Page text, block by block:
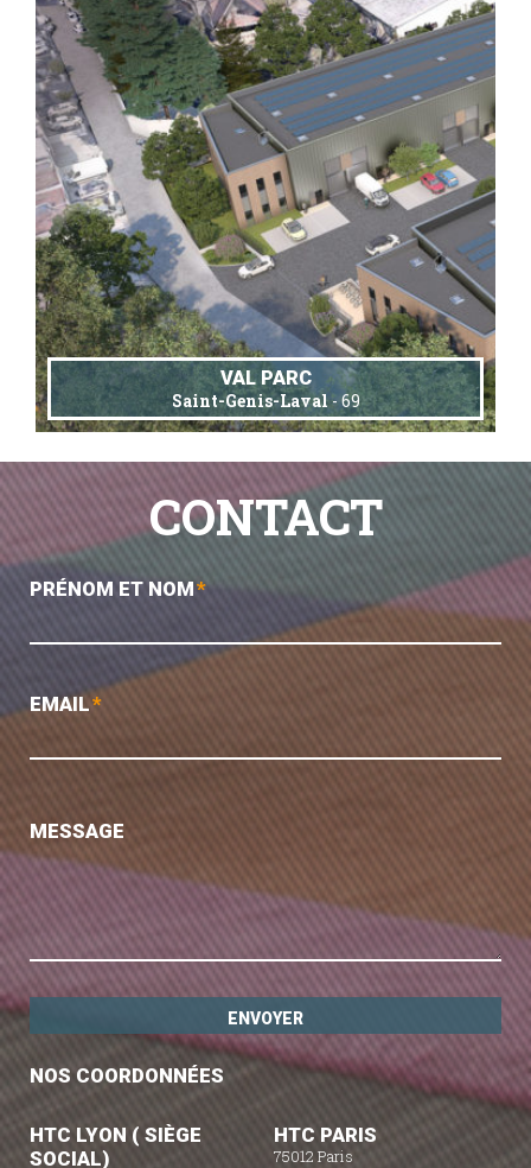
VAL PARC
Saint-Genis-Laval- 69
CONTACT
PRÉNOM ET NOM*
EMAIL*
MESSAGE
NOS COORDONNÉES
HTC LYON ( SIÈGE
SOCIAL)
HTC PARIS
75012 Paris